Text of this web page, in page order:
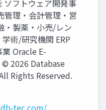
ソフトウェア開発事
管理・会計管理・営
・製薬・小売/レン
術/研究機関 ERP
Oracle E-
2026 Database
Rights Reserved.